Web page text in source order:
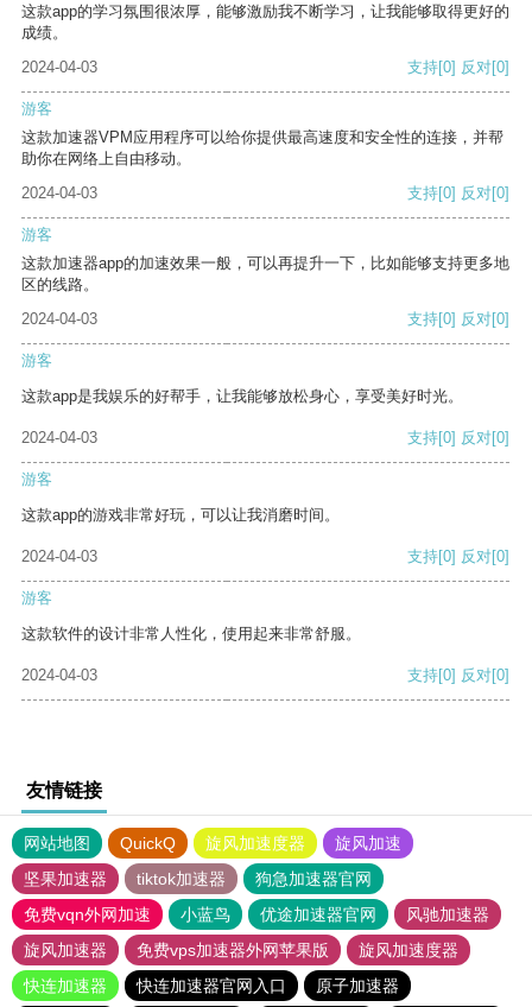
这款app的学习氛围很浓厚，能够激励我不断学习，让我能够取得更好的
成绩。
2024-04-03
支持[0] 反对[0]
游客
这款加速器VPM应用程序可以给你提供最高速度和安全性的连接，并帮
助你在网络上自由移动。
2024-04-03
支持[0] 反对[0]
游客
这款加速器app的加速效果一般，可以再提升一下，比如能够支持更多地
区的线路。
2024-04-03
支持[0] 反对[0]
游客
这款app是我娱乐的好帮手，让我能够放松身心，享受美好时光。
2024-04-03 支持[0] 反对[0]
游客
这款app的游戏非常好玩，可以让我消磨时间。
2024-04-03 支持[0] 反对[0]
游客
这款软件的设计非常人性化，使用起来非常舒服。
2024-04-03 支持[0] 反对[0]
友情链接
网站地图 QuickQ 旋风加速度器
旋风加速
坚果加速器
tiktok加速器
狗急加速器官网
免费vqn外网加速
小蓝鸟 优途加速器官网
风驰加速器
旋风加速器
免费vps加速器外网苹果版
旋风加速度器
快连加速器
快连加速器官网入口 原子加速器